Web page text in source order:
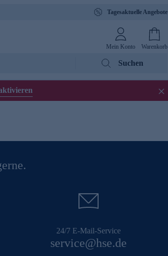
Tagesaktuelle Angebote
Mein Konto Warenkorb
Suchen
24/7 E-Mail-Service
service@hse.de